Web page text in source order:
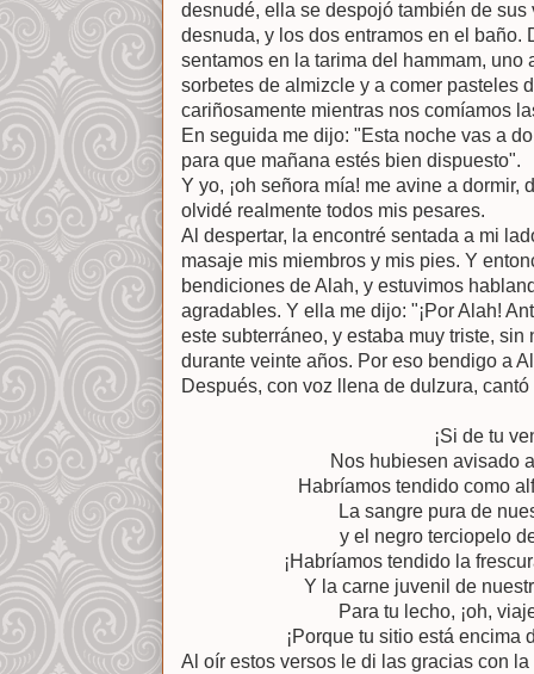
desnudé, ella se despojó también de
desnuda, y los dos entramos en el baño.
sentamos en la tarima del hammam, uno
sorbetes de almizcle y a comer pasteles
cariñosamente mientras nos comíamos
En seguida me dijo: "Esta noche vas a
para que mañana estés bien dispuesto".
Y yo, ¡oh señora mía! me avine a dormir,
olvidé realmente todos mis pesares.
Al despertar, la encontré sentada a mi
masaje mis miembros y mis pies. Y
bendiciones de Alah, y estuvimos
agradables. Y ella me dijo: "¡Por Alah!
este subterráneo, y estaba muy triste,
durante veinte años. Por eso bendigo a
Después, con voz llena de dulzura, cantó
¡Si de tu
Nos hubiesen avisado
Habríamos tendido como
La sangre pura de
y el negro terciopelo
¡Habríamos tendido la
Y la carne juvenil de
Para tu lecho, ¡oh,
¡Porque tu sitio está encima
Al oír estos versos le di las gracias con